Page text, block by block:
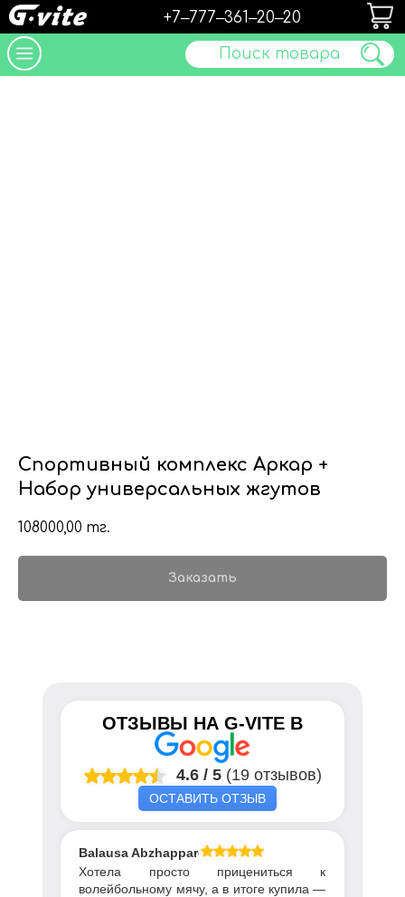
Поиск товара
+7‒777‒361‒20‒20
Спортивный комплекс Аркар +
Набор универсальных жгутов
108000,00 тг.
Заказать
ОТЗЫВЫ НА G-VITE В
4.6 / 5 (19 отзывов)
ОСТАВИТЬ ОТЗЫВ
Balausa Abzhapparova
Хотела просто прицениться к
волейбольному мячу, а в итоге купила —